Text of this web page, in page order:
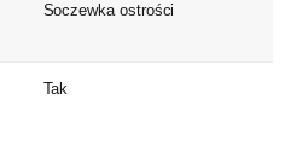
Soczewka ostrości
Tak